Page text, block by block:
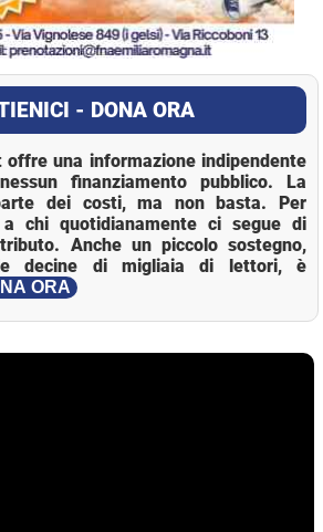
- DONA ORA
offre una informazione indipendente
finanziamento pubblico. La
dei costi, ma non basta. Per
a chi quotidianamente ci segue di
Anche un piccolo sostegno,
decine di migliaia di lettori, è
ORA